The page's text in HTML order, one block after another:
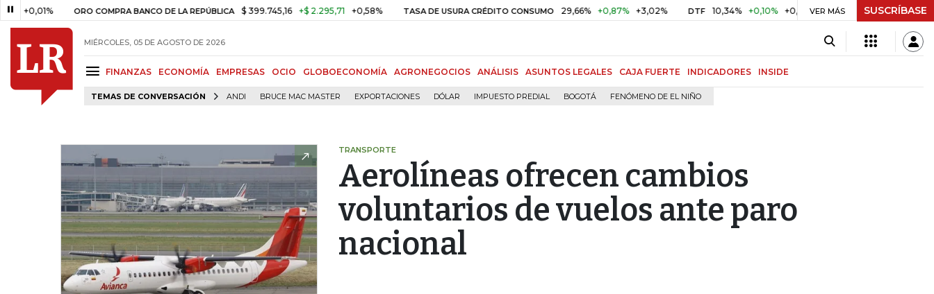
ORO COMPRA BANCO DE LA REPÚBLICA $ 399.745,16 +$ 2.295,71 +0,58% TASA DE USURA CRÉDITO CONSUMO 29,66% +0,87% +3,02% DTF 10,34% +0,10% +0,98% UVR $ 416,86 +$ 0,05 +0,01%
VER MÁS SUSCRÍBASE
MIÉRCOLES, 05 DE AGOSTO DE 2026
FINANZAS ECONOMÍA EMPRESAS OCIO GLOBOECONOMÍA AGRONEGOCIOS ANÁLISIS ASUNTOS LEGALES CAJA FUERTE INDICADORES INSIDE
TEMAS DE CONVERSACIÓN ANDI BRUCE MAC MASTER EXPORTACIONES DÓLAR IMPUESTO PREDIAL BOGOTÁ FENÓMENO DE EL NIÑO
TRANSPORTE
Aerolíneas ofrecen cambios
voluntarios de vuelos ante paro
nacional